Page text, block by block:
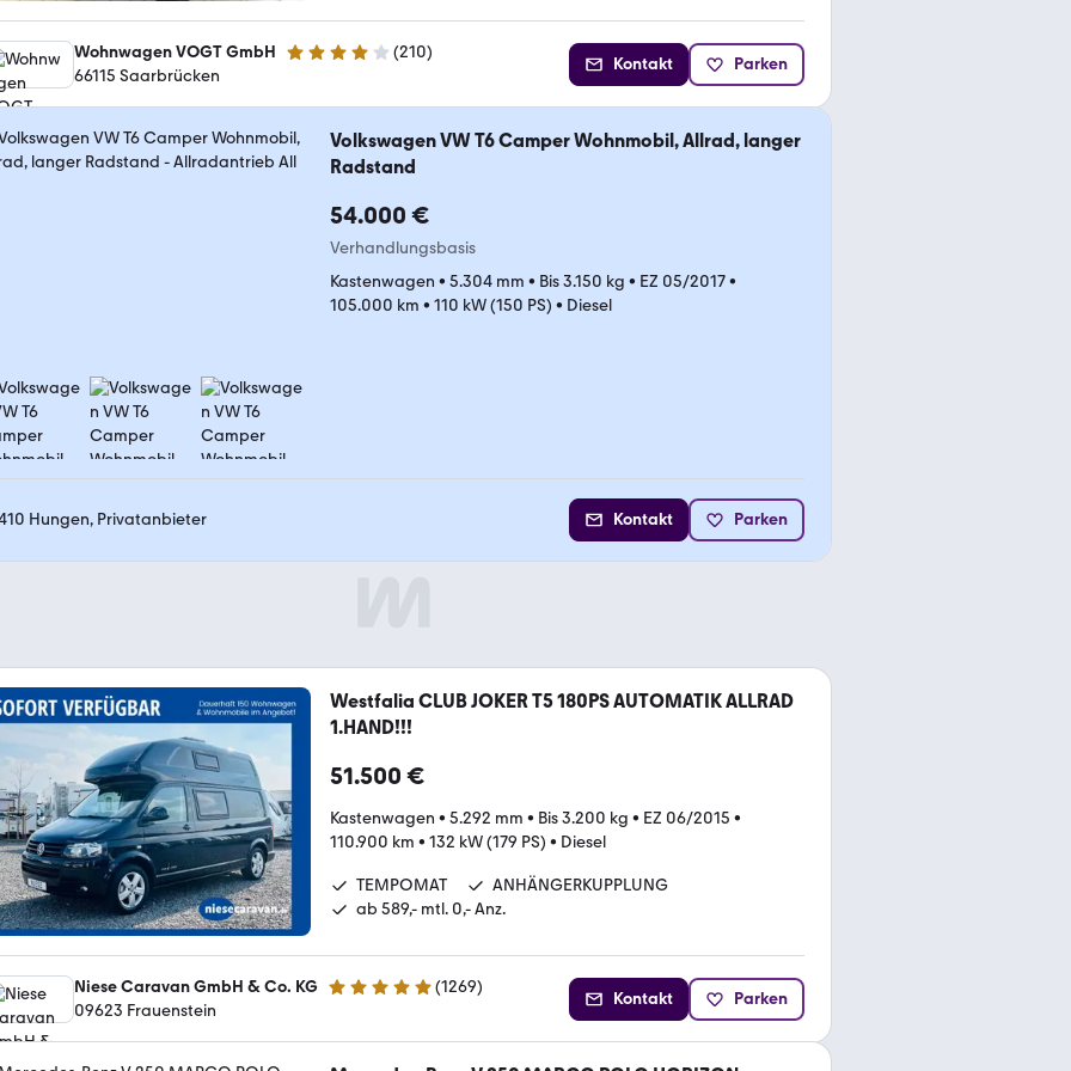
Wohnwagen VOGT GmbH 4.2 Sterne (210)
66115 Saarbrücken
Kontakt Parken
Volkswagen VW T6 Camper Wohnmobil, Allrad, langer
Radstand
54.000 €
Verhandlungsbasis
Kastenwagen • 5.304 mm • Bis 3.150 kg • EZ 05/2017•
105.000 km • 110 kW (150 PS) • Diesel
Hungen, Privatanbieter Kontakt Parken
Westfalia CLUB JOKER T5 180PS AUTOMATIK ALLRAD
1.HAND!!!
51.500 €
Kastenwagen • 5.292 mm • Bis 3.200 kg • EZ 06/2015 •
110.900 km • 132 kW (179 PS) • Diesel
TEMPOMAT
ANHÄNGERKUPPLUNG
ab 589,- mtl. 0,- Anz.
Niese Caravan GmbH & Co. KG 4.9 Sterne (1269)
09623 Frauenstein
Kontakt Parken